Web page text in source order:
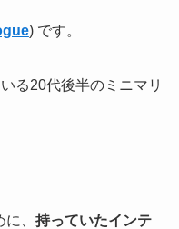
) です。
る20代後半のミニマリ
、 持っていたインテ